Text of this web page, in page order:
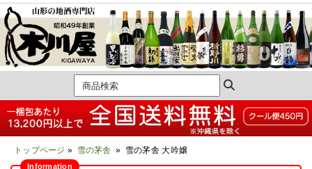
トップページ » 雪の茅舎 » 雪の茅舎 大吟嬢